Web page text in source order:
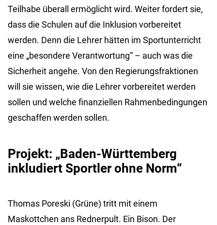
Teilhabe überall ermöglicht wird. Weiter fordert sie,
dass die Schulen auf die Inklusion vorbereitet
werden. Denn die Lehrer hätten im Sportunterricht
eine „besondere Verantwortung“ – auch was die
Sicherheit angehe. Von den Regierungsfraktionen
will sie wissen, wie die Lehrer vorbereitet werden
sollen und welche finanziellen Rahmenbedingungen
geschaffen werden sollen.
Projekt: „Baden-Württemberg
inkludiert Sportler ohne Norm“
Thomas Poreski (Grüne) tritt mit einem
Maskottchen ans Rednerpult. Ein Bison. Der